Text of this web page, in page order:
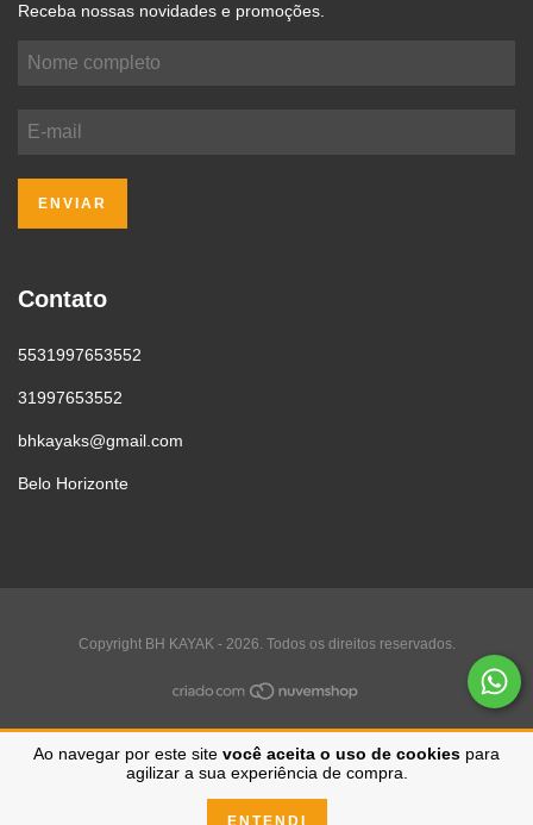
Ao navegar por este site você aceita o uso de cookies para
agilizar a sua experiência de compra.
ENTENDI
Receba nossas novidades e promoções.
Contato
5531997653552
31997653552
bhkayaks@gmail.com
Belo Horizonte
Copyright BH KAYAK - 2026. Todos os direitos reservados.